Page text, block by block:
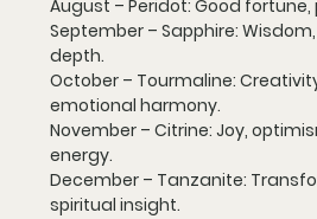
August – Peridot: Good fortune,
September – Sapphire:
depth.
October – Tourmaline:
emotional harmony.
November – Citrine: Joy,
energy.
December – Tanzanite:
spiritual insight.